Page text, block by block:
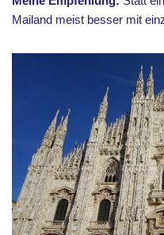
Mailand meist besser mit